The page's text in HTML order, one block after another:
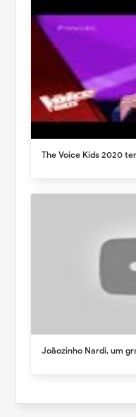
The Voice Kids 2020
Joãozinho Nardi, um